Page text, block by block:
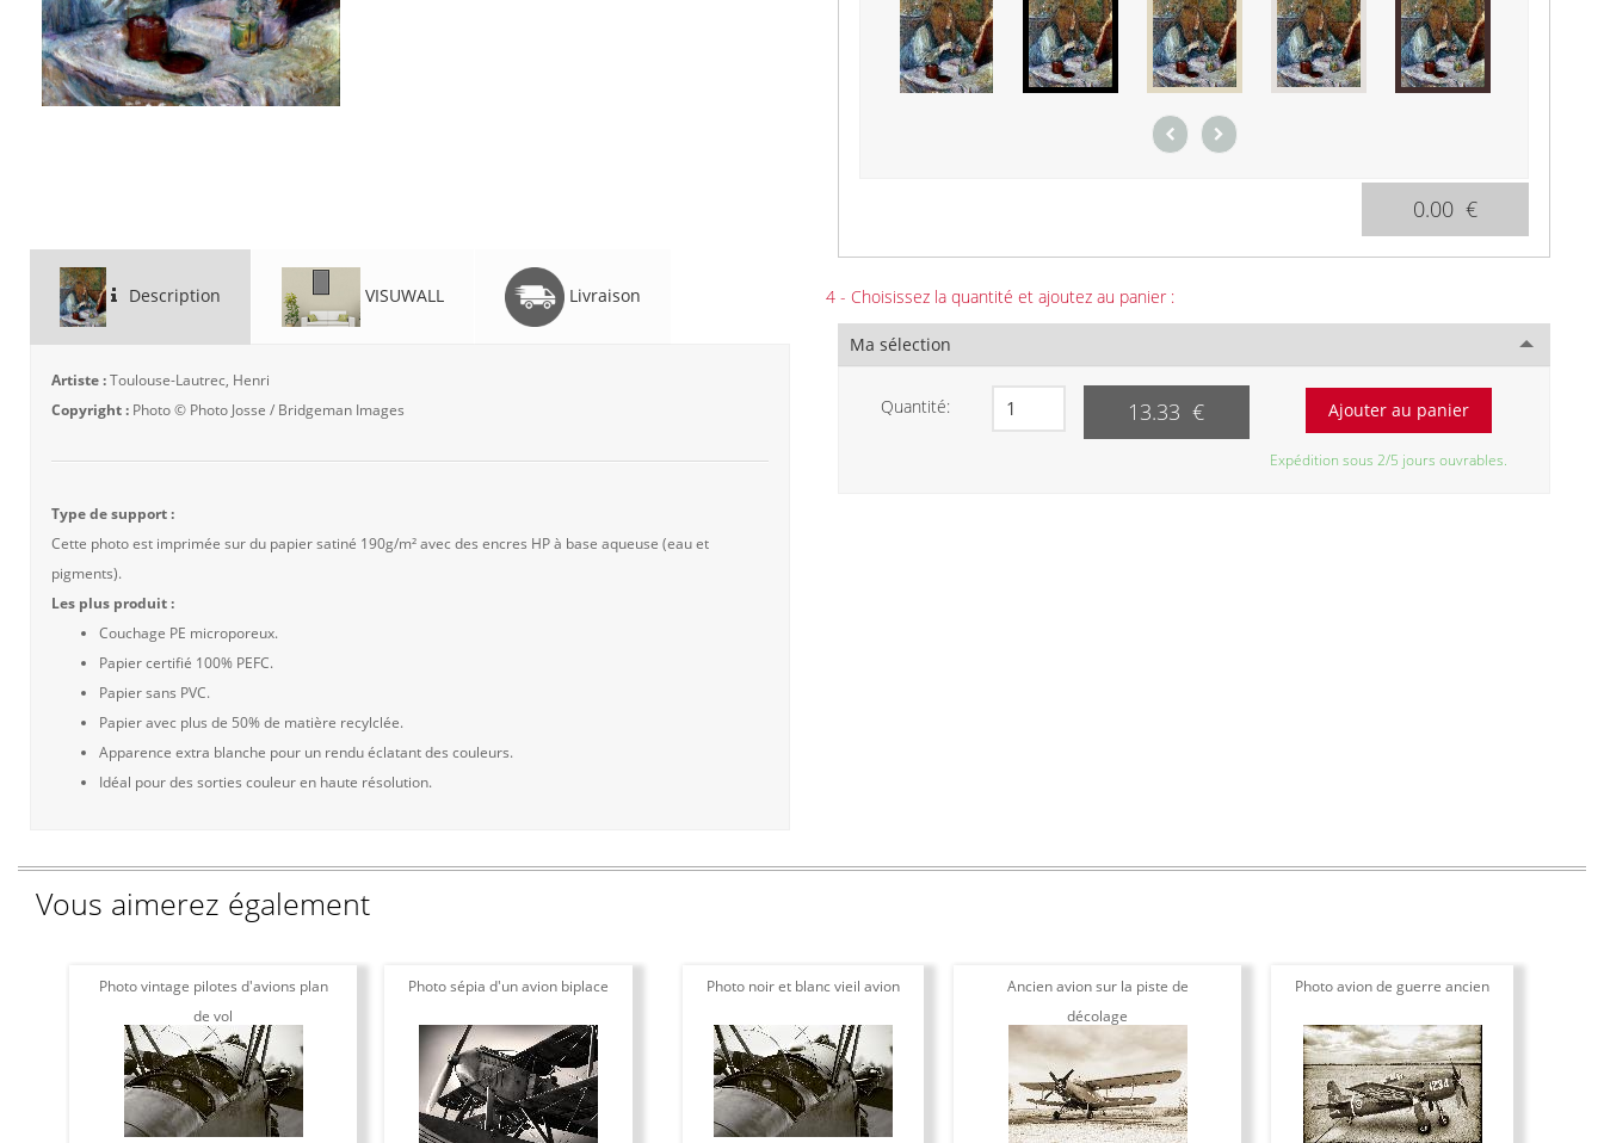
Description VISUWALL Livraison
Artiste :Toulouse-Lautrec, Henri
Copyright : Photo © Photo Josse / Bridgeman Images
Type de support :
Cette photo est imprimée sur du papier satiné 190g/m² avec des encres HP à base aqueuse (eau et
pigments).
Les plus produit :
Couchage PE microporeux.
Papier certifié 100% PEFC.
Papier sans PVC.
Papier avec plus de 50% de matière recylclée.
Apparence extra blanche pour un rendu éclatant des couleurs.
Idéal pour des sorties couleur en haute résolution.
0.00 €
4 - Choisissez la quantité et ajoutez au panier :
Ma sélection
Quantité: 13.33 €
Expédition sous 2/5 jours ouvrables.
Vous aimerez également
Photo vintage pilotes d'avions plan
de vol
Photo sépia d'un avion biplace Photo noir et blanc vieil avion
Ancien avion sur la piste de
décolage
Photo avion de guerre ancien